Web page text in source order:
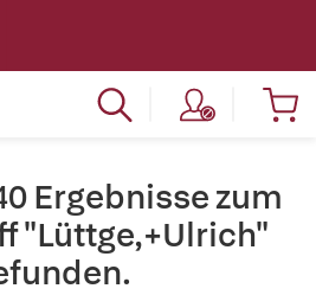
Ergebnisse zum
"Lüttge,+Ulrich"